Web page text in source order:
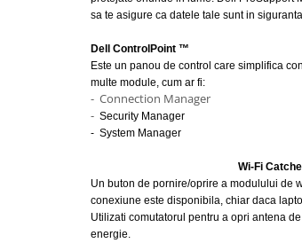
sa te asigure ca datele tale sunt in siguranta.
Dell ControlPoint ™
Este un panou de control care simplifica
multe module, cum ar fi:
- Connection Manager
- Security Manager
- System Manager
Wi-Fi
Un buton de pornire/oprire a modulului de
conexiune este disponibila, chiar daca
Utilizati comutatorul pentru a opri antena
energie.